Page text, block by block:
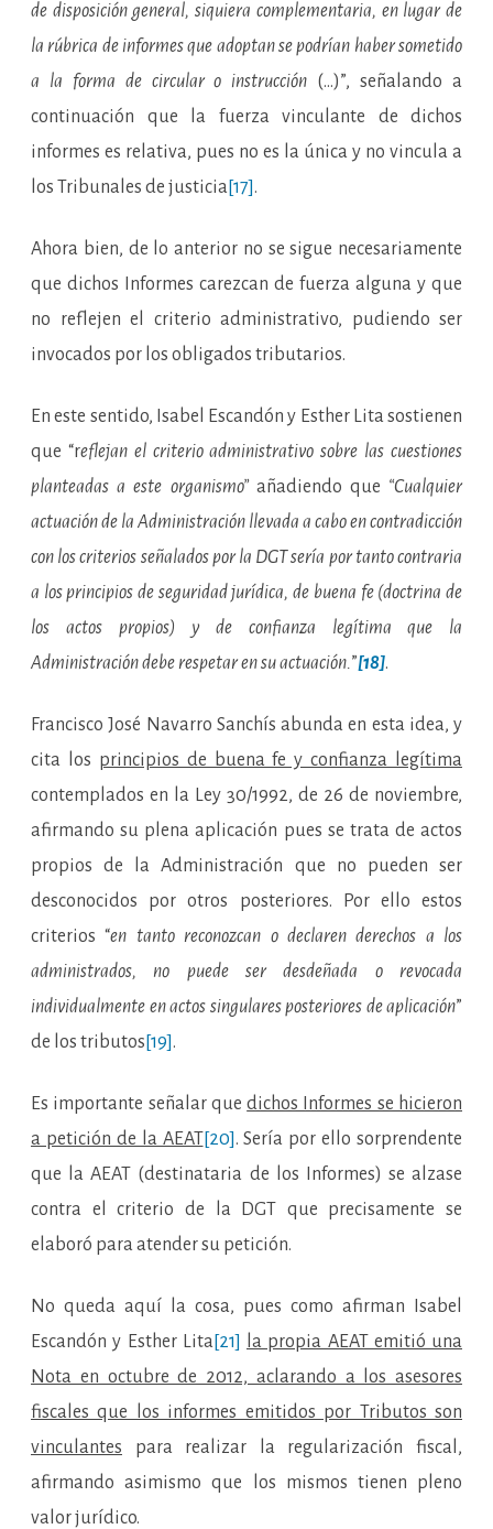
de disposición general, siquiera complementaria, en lugar de
la rúbrica de informes que adoptan se podrían haber sometido
a la forma de circular o instrucción (…)”, señalando a
continuación que la fuerza vinculante de dichos
informes es relativa, pues no es la única y no vincula a
los Tribunales de justicia[17].
Ahora bien, de lo anterior no se sigue necesariamente
que dichos Informes carezcan de fuerza alguna y que
no reflejen el criterio administrativo, pudiendo ser
invocados por los obligados tributarios.
En este sentido, Isabel Escandón y Esther Lita sostienen
que “reflejan el criterio administrativo sobre las cuestiones
planteadas a este organismo”añadiendo que “Cualquier
actuación de la Administración llevada a cabo en contradicción
con los criterios señalados por la DGT sería por tanto contraria
a los principios de seguridad jurídica, de buena fe (doctrina de
los actos propios) y de confianza legítima que la
Administración debe respetar en su actuación.”[18].
Francisco José Navarro Sanchís abunda en esta idea, y
cita los principios de buena fe y confianza legítima
contemplados en la Ley 30/1992, de 26 de noviembre,
afirmando su plena aplicación pues se trata de actos
propios de la Administración que no pueden ser
desconocidos por otros posteriores. Por ello estos
criterios “en tanto reconozcan o declaren derechos a los
administrados, no puede ser desdeñada o revocada
individualmente en actos singulares posteriores de aplicación”
de los tributos [19].
Es importante señalar quedichos Informes se hicieron
a petición de la AEAT[20]. Sería por ello sorprendente
que la AEAT (destinataria de los Informes) se alzase
contra el criterio de la DGT que precisamente se
elaboró para atender su petición.
No queda aquí la cosa, pues como afirman Isabel
Escandón y Esther Lita[21]
la propia AEAT emitió una
Nota en octubre de 2012, aclarando a los asesores
fiscales que los informes emitidos por Tributos son
vinculantes para realizar la regularización fiscal,
afirmando asimismo que los mismos tienen pleno
valor jurídico.